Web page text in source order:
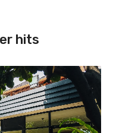
hits